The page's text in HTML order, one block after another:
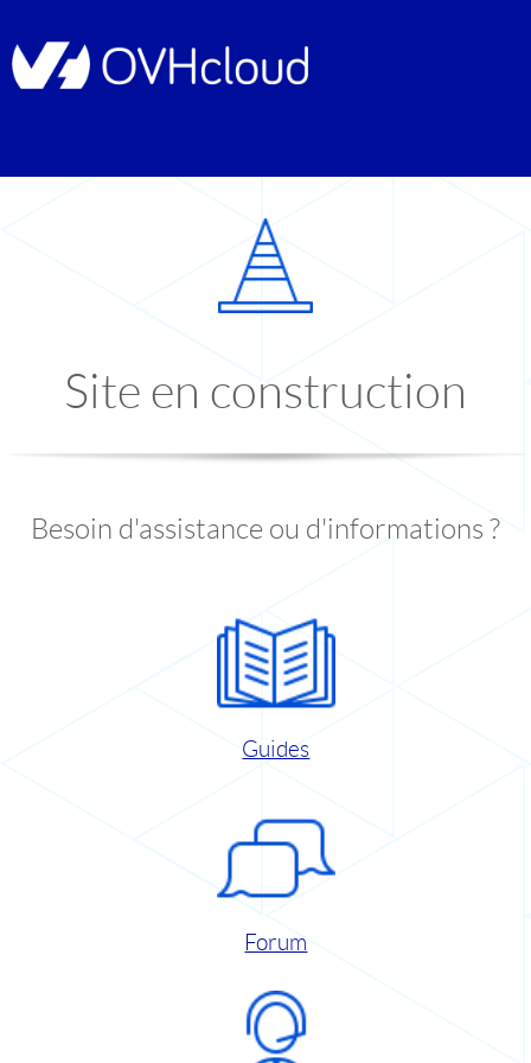
Site en construction
Besoin d'assistance ou d'informations ?
Guides
Forum